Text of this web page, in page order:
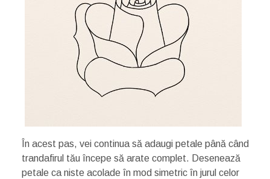
În acest pas, vei continua să adaugi petale până când
trandafirul tău începe să arate complet. Desenează
petale ca niste acolade în mod simetric în jurul celor